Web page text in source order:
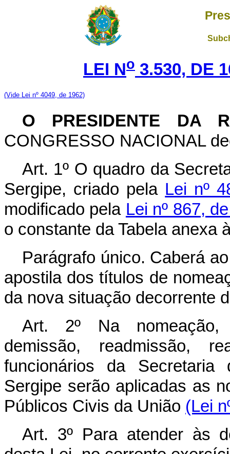
LEI No 3.530, DE
(Vide Lei nº 4049, de 1962)
O PRESIDENTE DA
CONGRESSO NACIONAL
Art. 1º O quadro da
Sergipe, criado pela Lei nº
modificado pela Lei nº 867,
o constante da Tabela anexa
Parágrafo único. Caberá
apostila dos títulos de
da nova situação decorrente
Art. 2º Na nomeação,
demissão, readmissão,
funcionários da
Sergipe serão aplicadas as
Públicos Civis da União (Lei
Art. 3º Para atender às